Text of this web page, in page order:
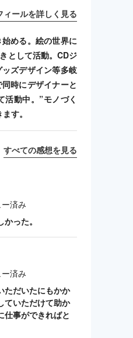
ィールを詳しく見る
める。絵の世界に
として活動。CDジ
ズデザイン等多岐
時にデザイナーと
活動中。”モノづく
す。
すべての感想を見る
済み
った。
済み
ただいたにもかか
ていただけて助か
仕事ができればと